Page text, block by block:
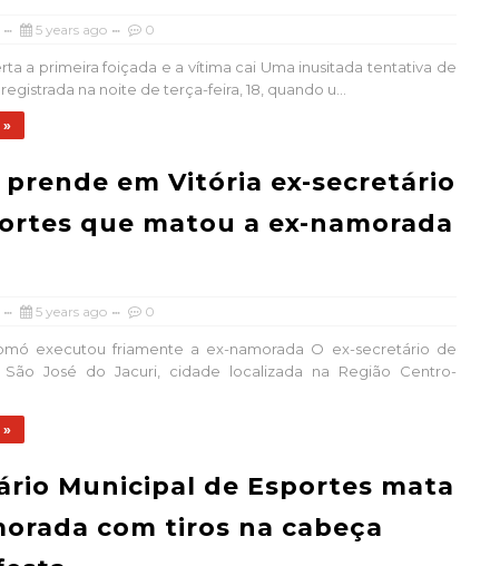
5 years ago 0
a primeira foiçada e a vítima cai Uma inusitada tentativa de
na noite de terça-feira, 18, quando u...
prende em Vitória ex-secretário
que matou a ex-namorada
5 years ago 0
executou friamente a ex-namorada O ex-secretário de
São José do Jacuri, cidade localizada na Região Centro-
Municipal de Esportes mata
com tiros na cabeça